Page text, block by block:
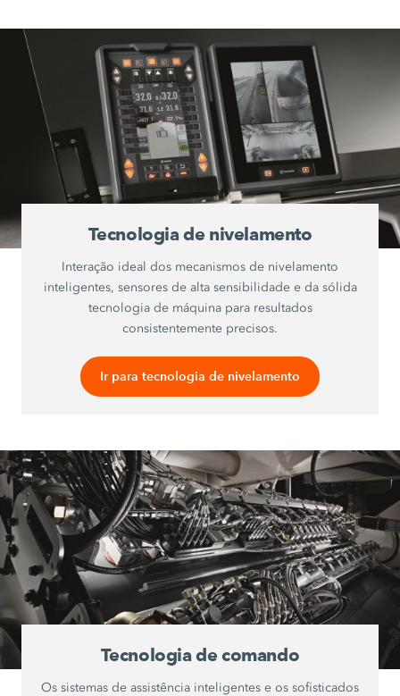
Tecnologia de nivelamento
Interação ideal dos mecanismos de nivelamento
inteligentes, sensores de alta sensibilidade e da sólida
tecnologia de máquina para resultados
consistentemente precisos.
Ir para tecnologia de nivelamento
Tecnologia de comando
Os sistemas de assistência inteligentes e os sofisticados